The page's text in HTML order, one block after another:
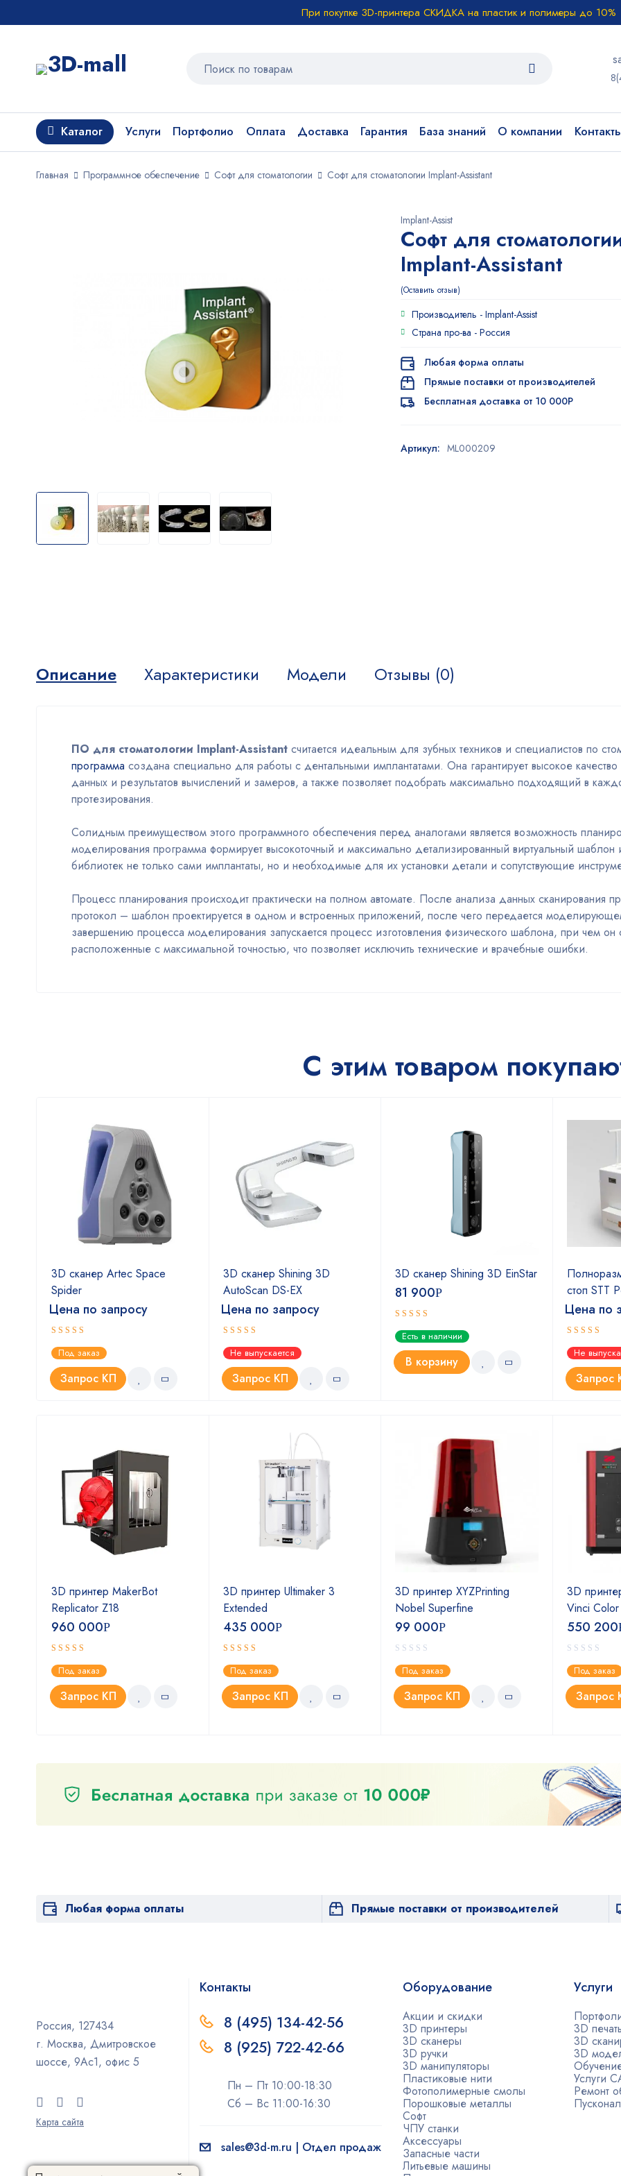
При покупке 3D-принтера СКИДКА на пластик и полимеры до 10%
Каталог Услуги Портфолио Оплата Доставка Гарантия База знаний О компании
Главная Программное обеспечение Софт для стоматологии Софт для стоматологии Implant-Assistant
Implant-Assist
Софт для
Implant-Assistant
Оставить отзыв
Производитель - Implant-Assist
Страна про-ва - Россия
Любая форма оплаты
Прямые поставки от производителей
Бесплатная доставка от 10 000Р
Артикул: ML000209
Описание Характеристики Модели Отзывы (0)
ПО для стоматологии Implant-Assistant считается идеальным для зубных техников и специалистов по
программа создана специально для работы с дентальными имплантатами. Она гарантирует высокое
данных и результатов вычислений и замеров, а также позволяет подобрать максимально подходящий в
протезирования.
Солидным преимуществом этого программного обеспечения перед аналогами является возможность
моделирования программа формирует высокоточный и максимально детализированный виртуальный
библиотек не только сами имплантаты, но и необходимые для их установки детали и сопутствующие
Процесс планирования происходит практически на полном автомате. После анализа данных сканирования
протокол – шаблон проектируется в одном и встроенных приложений, после чего передается
завершению процесса моделирования запускается процесс изготовления физического шаблона, при чем он
расположенные с максимальной точностью, что позволяет исключить технические и врачебные ошибки.
С этим товаром
3D сканер Artec Space
Spider
Цена по запросу
Оценка
5.00из 5
Под заказ
Запрос КП
3D сканер Shining 3D
AutoScan DS-EX
Цена по запросу
Оценка
4.67из 5
Не выпускается
Запрос КП
3D сканер Shining 3D EinStar
81 900Р
Оценка
5.00из 5
Есть в наличии
В корзину
стоп STT
Цена по
Оценка
4.67из 5
Не
Запрос
3D принтер MakerBot
Replicator Z18
960 000Р
Оценка
4.75из 5
Под заказ
Запрос КП
3D принтер Ultimaker 3
Extended
435 000Р
Оценка
5.00из 5
Под заказ
Запрос КП
3D принтер XYZPrinting
Nobel Superfine
99 000Р
Под заказ
Запрос КП
3D
Vinci
550 200
Под заказ
Запрос
Любая форма оплаты Прямые поставки от производителей
Россия, 127434
г. Москва, Дмитровское
шоссе, 9Ас1, офис 5
Карта сайта
Контакты
8 (495) 134-42-56
8 (925) 722-42-66
Пн – Пт 10:00-18:30
Сб – Вс 11:00-16:30
sales@3d-m.ru | Отдел продаж
Оборудование
Акции и скидки
3D принтеры
3D сканеры
3D ручки
3D манипуляторы
Пластиковые нити
Фотополимерные смолы
Порошковые металлы
Софт
ЧПУ станки
Аксессуары
Запасные части
Литьевые машины
Услуги
3D
3D
3D
Услуги
Ремонт